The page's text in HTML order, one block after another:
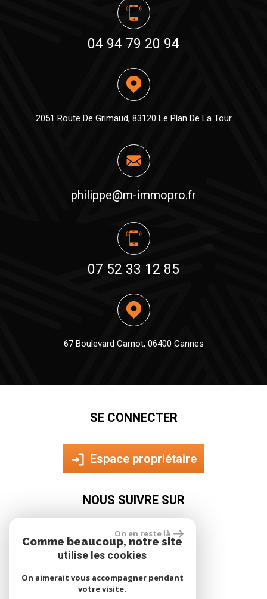
04 94 79 20 94
2051 Route De Grimaud, 83120 Le Plan De La Tour
07 52 33 12 85
philippe@m-immopro.fr
67 Boulevard Carnot, 06400 Cannes
SE CONNECTER
Espace propriétaire
NOUS SUIVRE SUR
On en reste là
Comme beaucoup, notre site
utilise les cookies
On aimerait vous accompagner pendant
votre visite.